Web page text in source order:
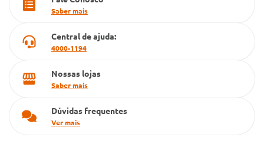
Cartão Grupo Conde
Saber mais
Central de ajuda:
4000-1194
Nossas lojas
Saber mais
Dúvidas frequentes
Ver mais